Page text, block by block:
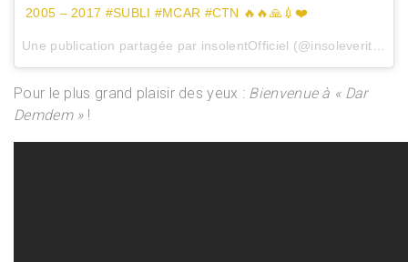
2005 – 2017 #SUBLI #MCAR #CTN 🔥🔥🙏💉❤️
Une publication partagée par insolentOfficiel (@insoleveritable) le
Pour le plus grand plaisir des yeux : Bienvenue à « Dar
Demdem »!